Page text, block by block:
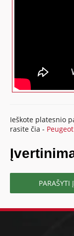
Ieškote platesnio
rasite čia -
PARAŠYTI